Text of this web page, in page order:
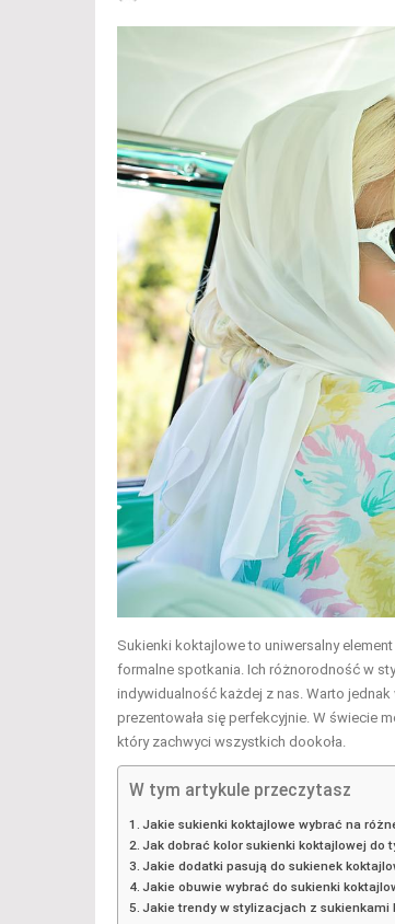
Sukienki koktajlowe to uniwersalny
formalne spotkania. Ich różnorodność w
indywidualność każdej z nas. Warto
prezentowała się perfekcyjnie. W świecie
który zachwyci wszystkich dookoła.
W tym artykule przeczytasz
Jakie sukienki koktajlowe wybrać na
Jak dobrać kolor sukienki koktajlowej do
Jakie dodatki pasują do sukienek
Jakie obuwie wybrać do sukienki
Jakie trendy w stylizacjach z